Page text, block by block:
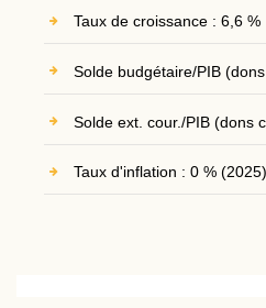
Taux de croissance : 6,6 %
Solde budgétaire/PIB
Solde ext. cour./PIB (dons
Taux d'inflation : 0 % (2025)